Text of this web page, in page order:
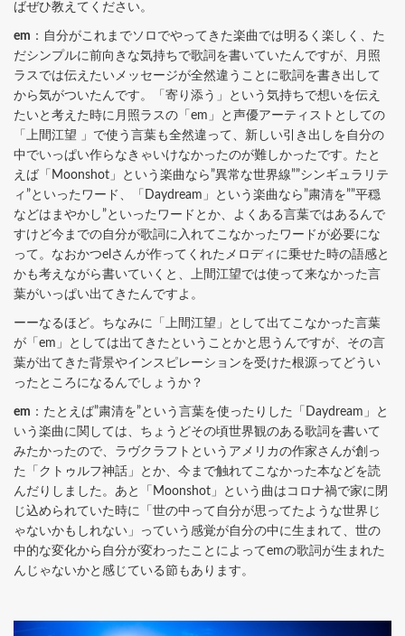
ばぜひ教えてください。
em ：自分がこれまでソロでやってきた楽曲では明るく楽しく、た
だシンプルに前向きな気持ちで歌詞を書いていたんですが、月照
ラスでは伝えたいメッセージが全然違うことに歌詞を書き出して
から気がついたんです。「寄り添う」という気持ちで想いを伝え
たいと考えた時に月照ラスの「em」と声優アーティストとしての
「上間江望 」で使う言葉も全然違って、新しい引き出しを自分の
中でいっぱい作らなきゃいけなかったのが難しかったです。たと
えば「Moonshot」という楽曲なら”異常な世界線””シンギュラリテ
ィ”といったワード、「Daydream」という楽曲なら”粛清を””平穏
などはまやかし”といったワードとか、よくある言葉ではあるんで
すけど今までの自分が歌詞に入れてこなかったワードが必要にな
って。なおかつelさんが作ってくれたメロディに乗せた時の語感と
かも考えながら書いていくと、上間江望では使って来なかった言
葉がいっぱい出てきたんですよ。
ーーなるほど。ちなみに「上間江望」として出てこなかった言葉
が「em」としては出てきたということかと思うんですが、その言
葉が出てきた背景やインスピレーションを受けた根源ってどうい
ったところになるんでしょうか？
em ：たとえば”粛清を”という言葉を使ったりした「Daydream」と
いう楽曲に関しては、ちょうどその頃世界観のある歌詞を書いて
みたかったので、ラヴクラフトというアメリカの作家さんが創っ
た「クトゥルフ神話」とか、今まで触れてこなかった本などを読
んだりしました。あと「Moonshot」という曲はコロナ禍で家に閉
じ込められていた時に「世の中って自分が思ってたような世界じ
ゃないかもしれない」っていう感覚が自分の中に生まれて、世の
中的な変化から自分が変わったことによってemの歌詞が生まれた
んじゃないかと感じている節もあります。